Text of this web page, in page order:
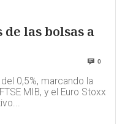
las bolsas a
0
0,5%, marcando la
MIB, y el Euro Stoxx